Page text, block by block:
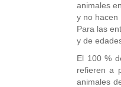
animales
y no hacen
Para las
y de
El 100 %
refieren a
animales